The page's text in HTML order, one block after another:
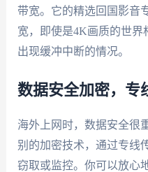
带宽。它的精选回国影音
宽，即使是4K画质的世界
出现缓冲中断的情况。
数据安全加密，专
海外上网时，数据安全很
别的加密技术，通过专线
窃取或监控。你可以放心